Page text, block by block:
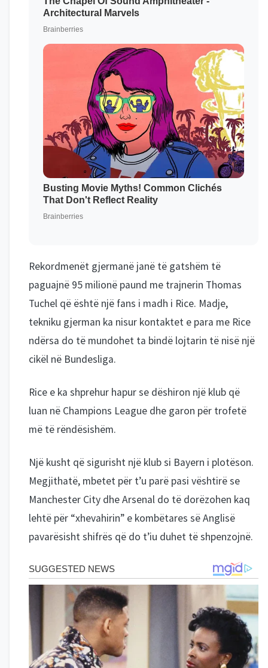
Rekordmenët gjermanë janë të gatshëm të
paguajnë 95 milionë paund me trajnerin Thomas
Tuchel që është një fans i madh i Rice. Madje,
tekniku gjerman ka nisur kontaktet e para me Rice
ndërsa do të mundohet ta bindë lojtarin të nisë një
cikël në Bundesliga.
Rice e ka shprehur hapur se dëshiron një klub që
luan në Champions League dhe garon për trofetë
më të rëndësishëm.
Një kusht që sigurisht një klub si Bayern i plotëson.
Megjithatë, mbetet për t’u parë pasi vështirë se
Manchester City dhe Arsenal do të dorëzohen kaq
lehtë për “xhevahirin” e kombëtares së Anglisë
pavarësisht shifrës që do t’iu duhet të shpenzojnë.